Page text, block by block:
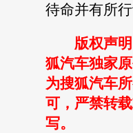
待命并有所
版权声明
狐汽车独家
为搜狐汽车
可，严禁转
写。